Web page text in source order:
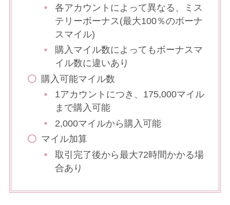
各アカウントによって異なる、ミス
テリーボーナス(最大100％のボーナ
スマイル)
購入マイル数によってもボーナスマ
イル数に違いあり
購入可能マイル数
1アカウントにつき、175,000マイル
まで購入可能
2,000マイルから購入可能
マイル加算
取引完了後から最大72時間かかる場
合あり